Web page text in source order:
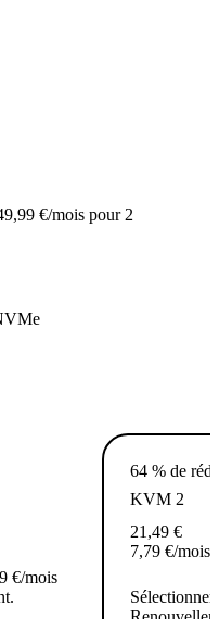
€/mois pour 2
€/mois
64 % de
KVM 2
21,49 €
7,79 €/mois
Sélectionner